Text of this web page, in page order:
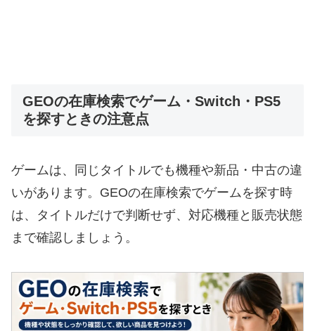
GEOの在庫検索でゲーム・Switch・PS5
を探すときの注意点
ゲームは、同じタイトルでも機種や新品・中古の違
いがあります。GEOの在庫検索でゲームを探す時
は、タイトルだけで判断せず、対応機種と販売状態
まで確認しましょう。